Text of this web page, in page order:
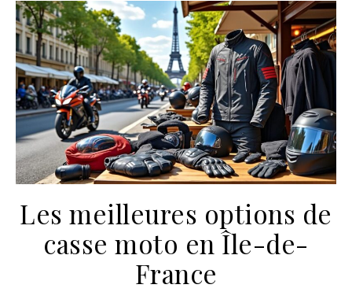
Les meilleures options de
casse moto en Île-de-
France